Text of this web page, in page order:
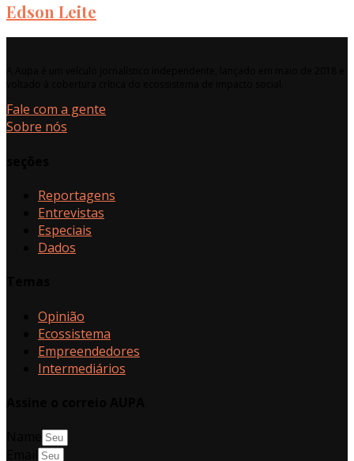
Edson Leite
Fale com a gente
Sobre nós
Reportagens
Entrevistas
Especiais
Dados
Opinião
Ecossistema
Empreendedores
Intermediários